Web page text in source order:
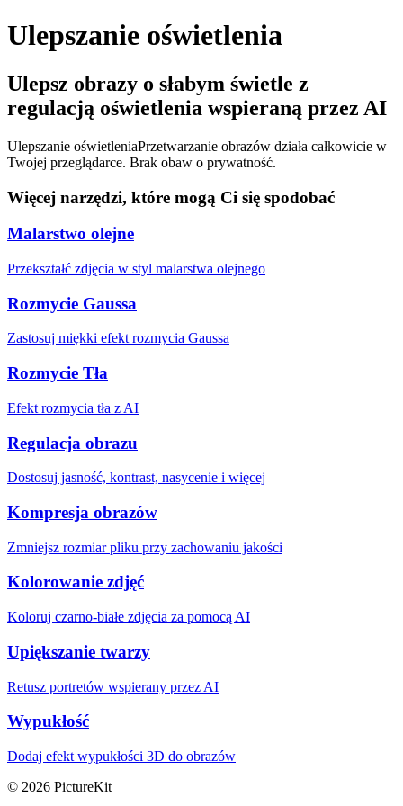
Ulepszanie oświetlenia
Ulepsz obrazy o słabym świetle z
regulacją oświetlenia wspieraną przez AI
Ulepszanie oświetleniaPrzetwarzanie obrazów działa całkowicie w
Twojej przeglądarce. Brak obaw o prywatność.
Więcej narzędzi, które mogą Ci się spodobać
Malarstwo olejne
Przekształć zdjęcia w styl malarstwa olejnego
Rozmycie Gaussa
Zastosuj miękki efekt rozmycia Gaussa
Rozmycie Tła
Efekt rozmycia tła z AI
Regulacja obrazu
Dostosuj jasność, kontrast, nasycenie i więcej
Kompresja obrazów
Zmniejsz rozmiar pliku przy zachowaniu jakości
Kolorowanie zdjęć
Koloruj czarno-białe zdjęcia za pomocą AI
Upiększanie twarzy
Retusz portretów wspierany przez AI
Wypukłość
Dodaj efekt wypukłości 3D do obrazów
© 2026 PictureKit